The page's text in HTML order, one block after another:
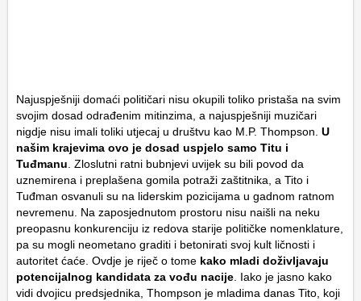
Najuspješniji domaći političari nisu okupili toliko pristaša na svim
svojim dosad odrađenim mitinzima, a najuspješniji muzičari
nigdje nisu imali toliki utjecaj u društvu kao M.P. Thompson. U
našim krajevima ovo je dosad uspjelo samo Titu i
Tuđmanu. Zloslutni ratni bubnjevi uvijek su bili povod da
uznemirena i preplašena gomila potraži zaštitnika, a Tito i
Tuđman osvanuli su na liderskim pozicijama u gadnom ratnom
nevremenu. Na zaposjednutom prostoru nisu naišli na neku
preopasnu konkurenciju iz redova starije političke nomenklature,
pa su mogli neometano graditi i betonirati svoj kult ličnosti i
autoritet ćaće. Ovdje je riječ o tome kako mladi doživljavaju
potencijalnog kandidata za vođu nacije. Iako je jasno kako
vidi dvojicu predsjednika, Thompson je mladima danas Tito, koji